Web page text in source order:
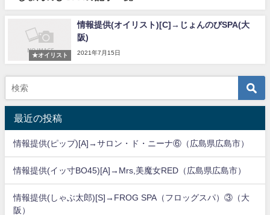
★オイリスト
情報提供(オイリスト)[C]→じょんのびSPA(大
阪)
2021年7月15日
最近の投稿
情報提供(ピップ)[A]→サロン・ド・ニーナ⑥（広島県広島市）
情報提供(イッ寸BO45)[A]→Mrs,美魔女RED（広島県広島市）
情報提供(しゃぶ太郎)[S]→FROG SPA（フロッグスパ）③（大
阪）